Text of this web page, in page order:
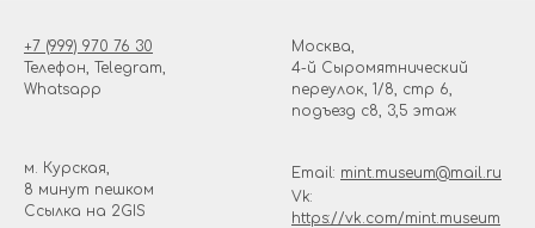
+7 (999) 970 76 30
Телефон, Telegram,
Whatsapp
Москва,
4-й Сыромятнический
переулок, 1/8, стр 6,
подъезд с8, 3,5 этаж
м. Курская,
8 минут пешком
Ссылка на 2GIS
Email: mint.museum@mail.ru
Vk:
https://vk.com/mint.museum